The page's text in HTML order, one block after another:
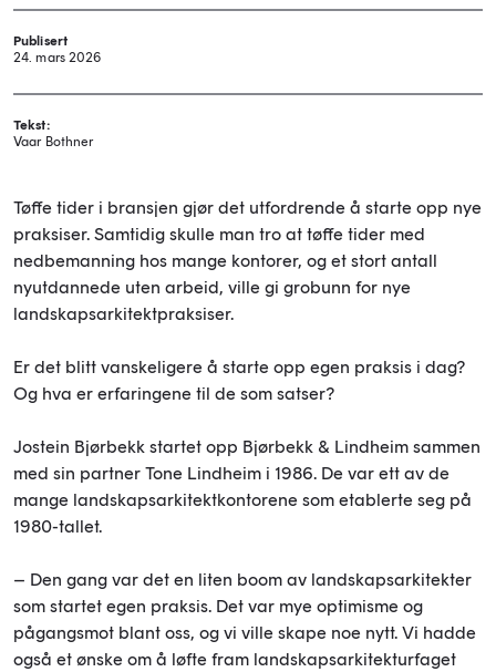
Publisert
24. mars 2026
Tekst:
Vaar Bothner
Tøffe tider i bransjen gjør det utfordrende å starte opp nye
praksiser. Samtidig skulle man tro at tøffe tider med
nedbemanning hos mange kontorer, og et stort antall
nyutdannede uten arbeid, ville gi grobunn for nye
landskapsarkitektpraksiser.
Er det blitt vanskeligere å starte opp egen praksis i dag?
Og hva er erfaringene til de som satser?
Jostein Bjørbekk startet opp Bjørbekk & Lindheim sammen
med sin partner Tone Lindheim i 1986. De var ett av de
mange landskapsarkitektkontorene som etablerte seg på
1980-tallet.
– Den gang var det en liten boom av landskapsarkitekter
som startet egen praksis. Det var mye optimisme og
pågangsmot blant oss, og vi ville skape noe nytt. Vi hadde
også et ønske om å løfte fram landskapsarkitekturfaget